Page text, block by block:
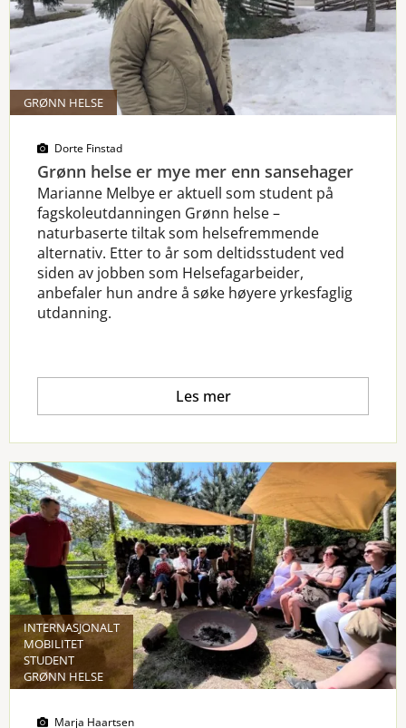
GRØNN HELSE
Dorte Finstad
Grønn helse er mye mer enn sansehager
Marianne Melbye er aktuell som student på
fagskoleutdanningen Grønn helse –
naturbaserte tiltak som helsefremmende
alternativ. Etter to år som deltidsstudent ved
siden av jobben som Helsefagarbeider,
anbefaler hun andre å søke høyere yrkesfaglig
utdanning.
Les mer
INTERNASJONALT
MOBILITET
STUDENT
GRØNN HELSE
Marja Haartsen